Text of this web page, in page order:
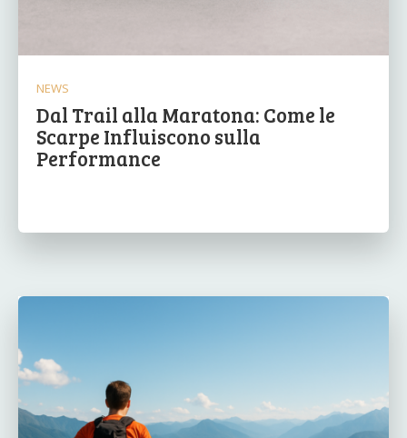
NEWS
Dal Trail alla Maratona: Come le
Scarpe Influiscono sulla
Performance